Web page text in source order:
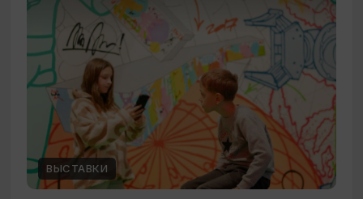
ВЫСТАВКИ